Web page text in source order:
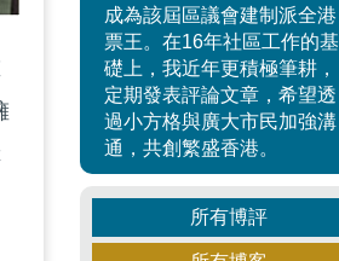
成為該屆區議會建制派全港
票王。在16年社區工作的基
礎上，我近年更積極筆耕，
定期發表評論文章，希望透
過小方格與廣大市民加強溝
通，共創繁盛香港。
所有博評